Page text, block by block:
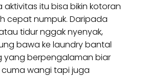
aktivitas itu bisa bikin kotoran
cepat numpuk. Daripada
tidur nggak nyenyak,
bawa ke laundry bantal
yang berpengalaman biar
wangi tapi juga